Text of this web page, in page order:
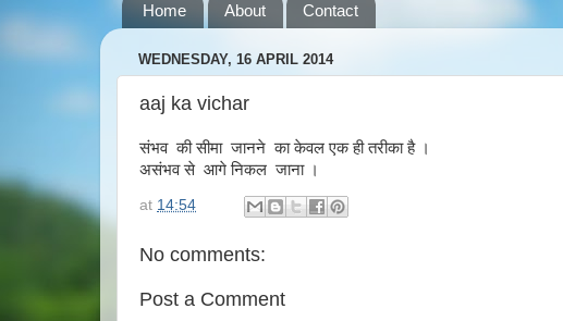
Home About Contact
WEDNESDAY, 16 APRIL 2014
aaj ka vichar
संभव की सीमा जानने का केवल एक ही तरीका है ।
असंभव से आगे निकल जाना ।
at 14:54
No comments:
Post a Comment